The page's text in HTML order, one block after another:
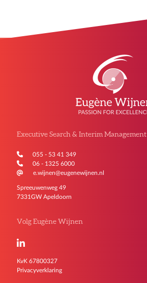
Executive Search & Interim Management
055 - 53 41 349
06 - 1325 6000
e.wijnen@eugenewijnen.nl
Spreeuwenweg 49
7331GW Apeldoorn
Volg Eugène Wijnen
KvK 67800327
Privacyverklaring